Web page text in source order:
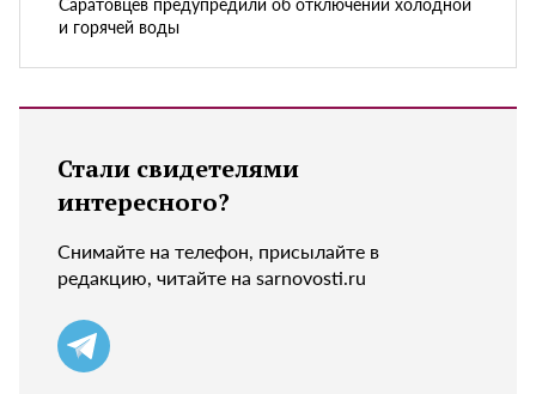
и горячей воды
Стали свидетелями
интересного?
Снимайте на телефон, присылайте в
редакцию, читайте на sarnovosti.ru